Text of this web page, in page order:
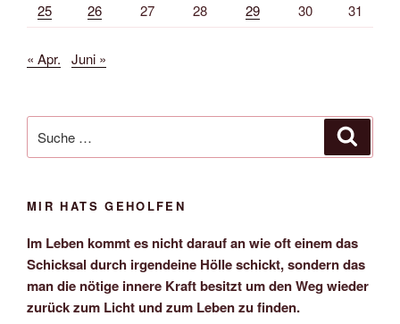
25
26 27 28 29 30 31
« Apr. Juni »
nach:
MIR HATS GEHOLFEN
Im Leben kommt es nicht darauf an wie oft einem das
Schicksal durch irgendeine Hölle schickt, sondern das
man die nötige innere Kraft besitzt um den Weg wieder
zurück zum Licht und zum Leben zu finden.